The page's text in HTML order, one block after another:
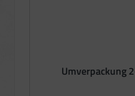
Umverpackung